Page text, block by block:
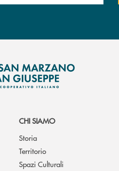
CHI SIAMO
Storia
Territorio
Spazi Culturali